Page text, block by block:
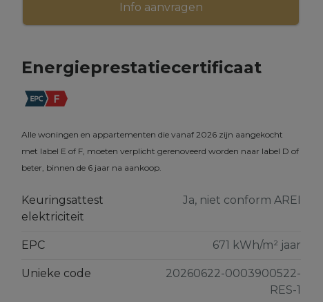
Info aanvragen
Energieprestatiecertificaat
Alle woningen en appartementen die vanaf 2026 zijn aangekocht
met label E of F, moeten verplicht gerenoveerd worden naar label D of
beter, binnen de 6 jaar na aankoop.
Keuringsattest
elektriciteit
Ja, niet conform AREI
EPC 671 kWh/m² jaar
Unieke code
20260622-0003900522-
RES-1